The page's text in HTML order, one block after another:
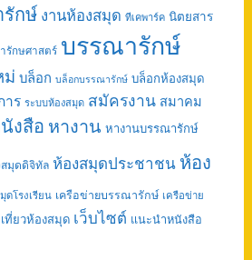
กษ์ งานห้องสมุด ทีเคพาร์ค นิตยสาร
รักษศาสตร์ บรรณารักษ์
ม่ บล็อก บล็อกบรรณารักษ์ บล็อกห้องสมุด
าร ระบบห้องสมุด สมัครงาน สมาคม
งสือ หางาน หางานบรรณารักษ์
มุดดิจิทัล ห้องสมุดประชาชน ห้อง
ดโรงเรียน เครือข่ายบรรณารักษ์ เครือข่าย
เที่ยวห้องสมุด เว็บไซต์ แนะนำหนังสือ